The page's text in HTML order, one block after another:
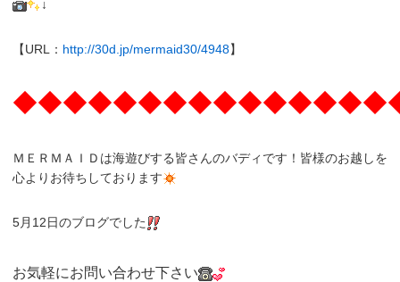
↓
【URL： http://30d.jp/mermaid30/4948】
ＭＥＲＭＡＩＤは海遊びする皆さんのバディです！皆様のお越しを
心よりお待ちしております
5月12日のブログでした
お気軽にお問い合わせ下さい